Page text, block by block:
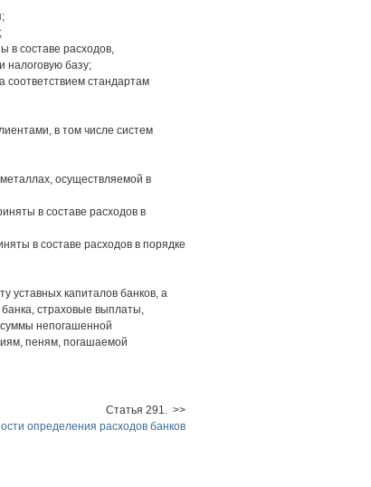
в составе расходов,
налоговую базу;
соответствием стандартам
в том числе систем
осуществляемой в
в составе расходов в
в составе расходов в порядке
уставных капиталов банков, а
страховые выплаты,
непогашенной
пеням, погашаемой
Статья 291. >>
определения расходов банков